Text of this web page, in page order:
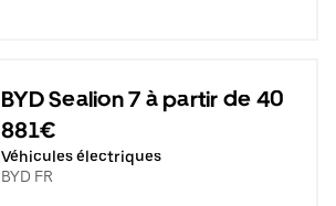
BYD Sealion 7 à partir de 40
881€
Véhicules électriques
BYD FR